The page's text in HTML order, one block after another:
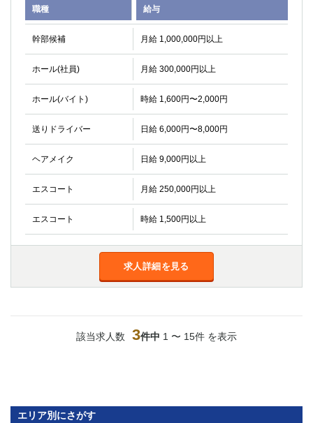
職種 給与
幹部候補 月給 1,000,000円以上
ホール(社員) 月給 300,000円以上
ホール(バイト) 時給 1,600円〜2,000円
送りドライバー 日給 6,000円〜8,000円
ヘアメイク 日給 9,000円以上
エスコート 月給 250,000円以上
エスコート 時給 1,500円以上
求人詳細を見る
該当求人数 3件中 1 〜 15件 を表示
エリア別にさがす
高崎 館林
該当求人 0 選択した内容で設定